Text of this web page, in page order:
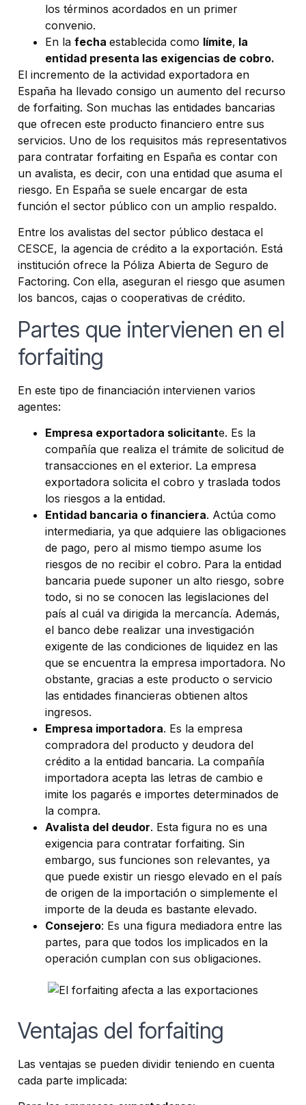
los términos acordados en un primer
convenio.
En la fecha establecida como límite, la
entidad presenta las exigencias de cobro.
El incremento de la actividad exportadora en
España ha llevado consigo un aumento del recurso
de forfaiting. Son muchas las entidades bancarias
que ofrecen este producto financiero entre sus
servicios. Uno de los requisitos más representativos
para contratar forfaiting en España es contar con
un avalista, es decir, con una entidad que asuma el
riesgo. En España se suele encargar de esta
función el sector público con un amplio respaldo.
Entre los avalistas del sector público destaca el
CESCE, la agencia de crédito a la exportación. Está
institución ofrece la Póliza Abierta de Seguro de
Factoring. Con ella, aseguran el riesgo que asumen
los bancos, cajas o cooperativas de crédito.
Partes que intervienen en el
forfaiting
En este tipo de financiación intervienen varios
agentes:
Empresa exportadora solicitante. Es la
compañía que realiza el trámite de solicitud de
transacciones en el exterior. La empresa
exportadora solicita el cobro y traslada todos
los riesgos a la entidad.
Entidad bancaria o financiera. Actúa como
intermediaria, ya que adquiere las obligaciones
de pago, pero al mismo tiempo asume los
riesgos de no recibir el cobro. Para la entidad
bancaria puede suponer un alto riesgo, sobre
todo, si no se conocen las legislaciones del
país al cuál va dirigida la mercancía. Además,
el banco debe realizar una investigación
exigente de las condiciones de liquidez en las
que se encuentra la empresa importadora. No
obstante, gracias a este producto o servicio
las entidades financieras obtienen altos
ingresos.
Empresa importadora. Es la empresa
compradora del producto y deudora del
crédito a la entidad bancaria. La compañía
importadora acepta las letras de cambio e
imite los pagarés e importes determinados de
la compra.
Avalista del deudor. Esta figura no es una
exigencia para contratar forfaiting. Sin
embargo, sus funciones son relevantes, ya
que puede existir un riesgo elevado en el país
de origen de la importación o simplemente el
importe de la deuda es bastante elevado.
Consejero: Es una figura mediadora entre las
partes, para que todos los implicados en la
operación cumplan con sus obligaciones.
Ventajas del forfaiting
Las ventajas se pueden dividir teniendo en cuenta
cada parte implicada: